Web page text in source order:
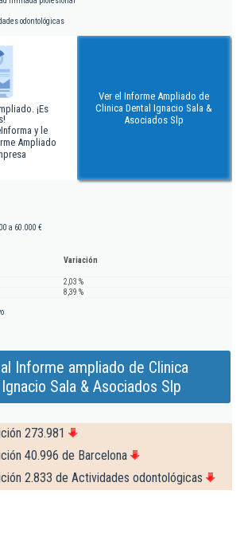
odontológicas
¡Es
y le
Ampliado
Ver el Informe Ampliado de
Clinica Dental Ignacio Sala &
Asociados Slp
a 60.000 €
Variación
2,03 %
8,39 %
Informe ampliado de Clinica
Sala & Asociados Slp
273.981
40.996 de Barcelona
2.833 de Actividades odontológicas